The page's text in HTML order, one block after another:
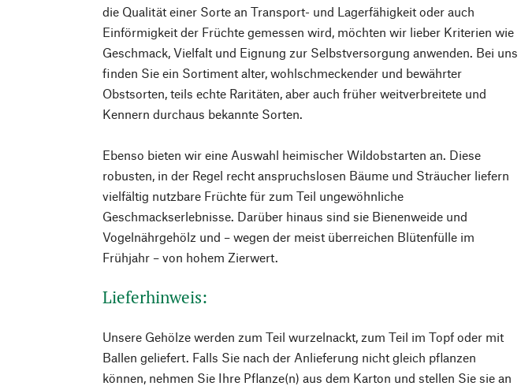
die Qualität einer Sorte an Transport- und Lagerfähigkeit oder auch
Einförmigkeit der Früchte gemessen wird, möchten wir lieber Kriterien wie
Geschmack, Vielfalt und Eignung zur Selbstversorgung anwenden. Bei uns
finden Sie ein Sortiment alter, wohlschmeckender und bewährter
Obstsorten, teils echte Raritäten, aber auch früher weitverbreitete und
Kennern durchaus bekannte Sorten.
Ebenso bieten wir eine Auswahl heimischer Wildobstarten an. Diese
robusten, in der Regel recht anspruchslosen Bäume und Sträucher liefern
vielfältig nutzbare Früchte für zum Teil ungewöhnliche
Geschmackserlebnisse. Darüber hinaus sind sie Bienenweide und
Vogelnährgehölz und – wegen der meist überreichen Blütenfülle im
Frühjahr – von hohem Zierwert.
Lieferhinweis:
Unsere Gehölze werden zum Teil wurzelnackt, zum Teil im Topf oder mit
Ballen geliefert. Falls Sie nach der Anlieferung nicht gleich pflanzen
können, nehmen Sie Ihre Pflanze(n) aus dem Karton und stellen Sie sie an